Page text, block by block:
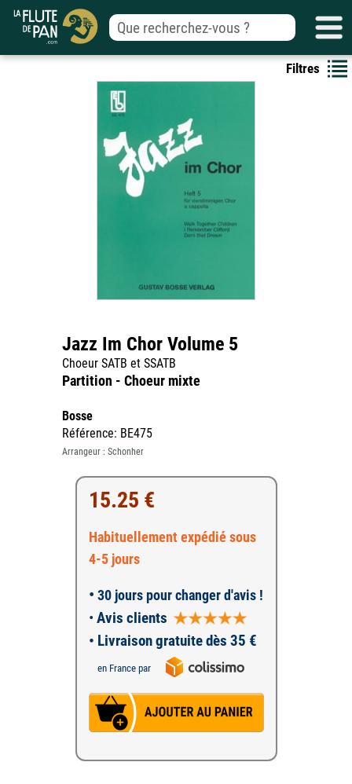
Filtres
Jazz Im Chor Volume 5
Choeur SATB et SSATB
Partition - Choeur mixte
Bosse
Référence: BE475
Arrangeur : Schonher
15.25 €
Habituellement expédié sous
4-5 jours
• 30 jours pour changer d'avis !
• Avis clients
• Livraison gratuite dès 35 €
en France par